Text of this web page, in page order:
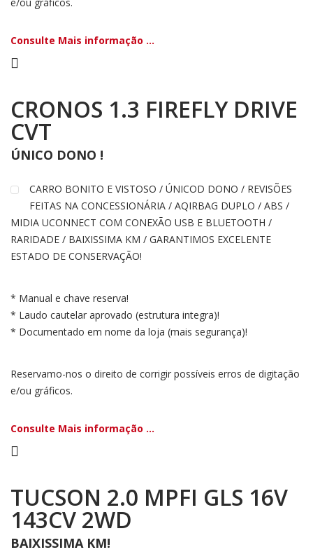
Consulte Mais informação ...
CRONOS 1.3 FIREFLY DRIVE
CVT
ÚNICO DONO !
CARRO BONITO E VISTOSO / ÚNICOD DONO / REVISÕES
FEITAS NA CONCESSIONÁRIA / AQIRBAG DUPLO / ABS /
MIDIA UCONNECT COM CONEXÃO USB E BLUETOOTH /
RARIDADE / BAIXISSIMA KM / GARANTIMOS EXCELENTE
ESTADO DE CONSERVAÇÃO!
* Manual e chave reserva!
* Laudo cautelar aprovado (estrutura integra)!
* Documentado em nome da loja (mais segurança)!
Reservamo-nos o direito de corrigir possíveis erros de digitação
e/ou gráficos.
Consulte Mais informação ...
TUCSON 2.0 MPFI GLS 16V
143CV 2WD
BAIXISSIMA KM!